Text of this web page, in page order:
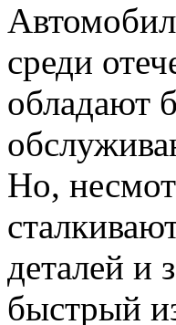
среди
обладают
Но,
деталей и
быстрый